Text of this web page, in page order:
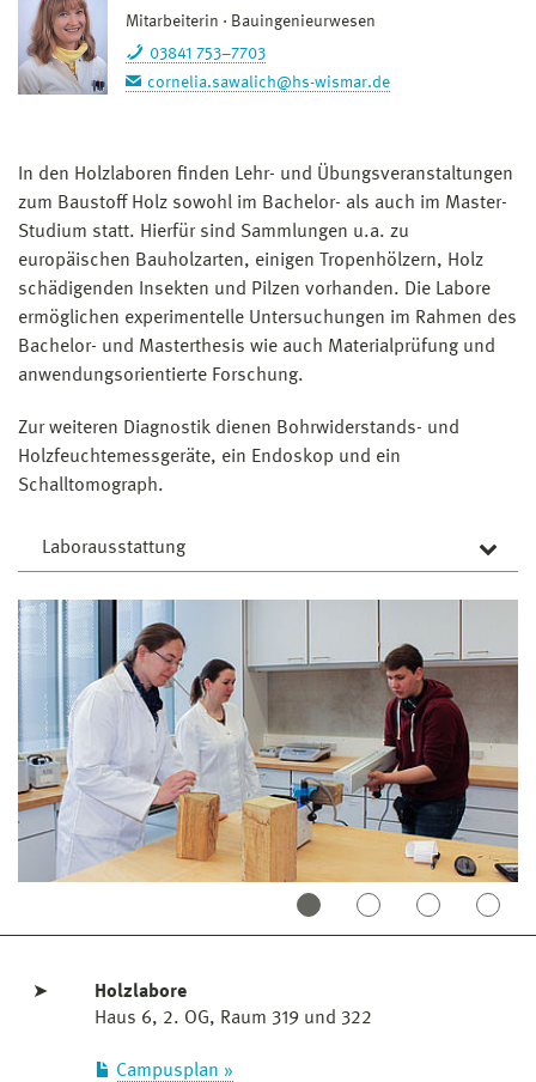
Mitarbeiterin
Bauingenieurwesen
03841 753–7703
cornelia.sawalich@hs-wismar.de
In den Holzlaboren finden Lehr- und Übungsveranstaltungen
zum Baustoff Holz sowohl im Bachelor- als auch im Master-
Studium statt. Hierfür sind Sammlungen u.a. zu
europäischen Bauholzarten, einigen Tropenhölzern, Holz
schädigenden Insekten und Pilzen vorhanden. Die Labore
ermöglichen experimentelle Untersuchungen im Rahmen des
Bachelor- und Masterthesis wie auch Materialprüfung und
anwendungsorientierte Forschung.
Zur weiteren Diagnostik dienen Bohrwiderstands- und
Holzfeuchtemessgeräte, ein Endoskop und ein
Schalltomograph.
Laborausstattung
Bohrwiderstandsmessgeräte (Resistograph)
Schalltomograph, Impulstomograph (Arbotom)
Holzfeuchtemessgeräte
Endoskop
Fraktometer II
➤
Holzlabore
Haus 6, 2. OG, Raum 319 und 322
Campusplan »